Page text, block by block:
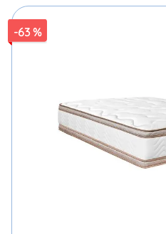
-63 %